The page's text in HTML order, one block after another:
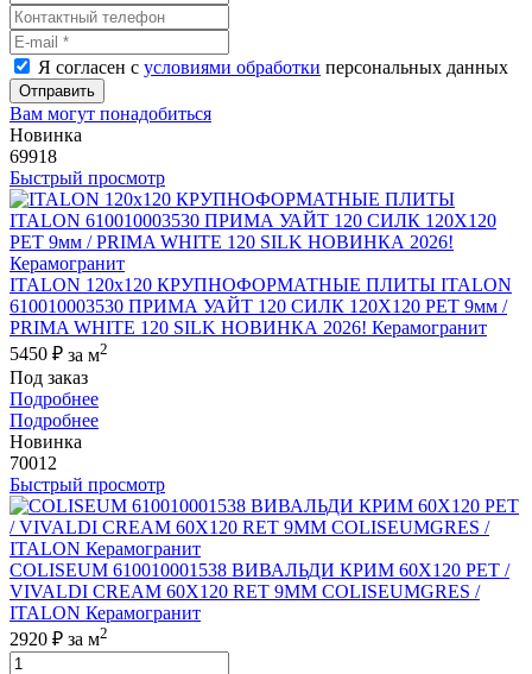
Я согласен с условиями обработки персональных данных
Отправить
Вам могут понадобиться
Новинка
69918
Быстрый просмотр
ITALON 120x120 КРУПНОФОРМАТНЫЕ ПЛИТЫ ITALON
610010003530 ПРИМА УАЙТ 120 СИЛК 120Х120 РЕТ 9мм /
PRIMA WHITE 120 SILK НОВИНКА 2026! Керамогранит
5450 ₽ за м2
Под заказ
Подробнее
Подробнее
Новинка
70012
Быстрый просмотр
COLISEUM 610010001538 ВИВАЛЬДИ КРИМ 60X120 РЕТ /
VIVALDI CREAM 60X120 RET 9MM COLISEUMGRES /
ITALON Керамогранит
2920 ₽ за м2